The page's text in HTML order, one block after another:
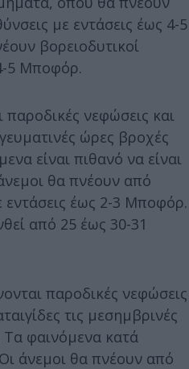
με εντάσεις έως 4-5
βορειοδυτικοί
5 Μποφόρ.
παροδικές νεφώσεις και
ώρες βροχές
είναι πιθανό να είναι
θα πνέουν από
εντάσεις έως 2-3 Μποφόρ.
από 25 έως 30-31
παροδικές νεφώσεις
τις μεσημβρινές
Τα φαινόμενα κατά
άνεμοι θα πνέουν από